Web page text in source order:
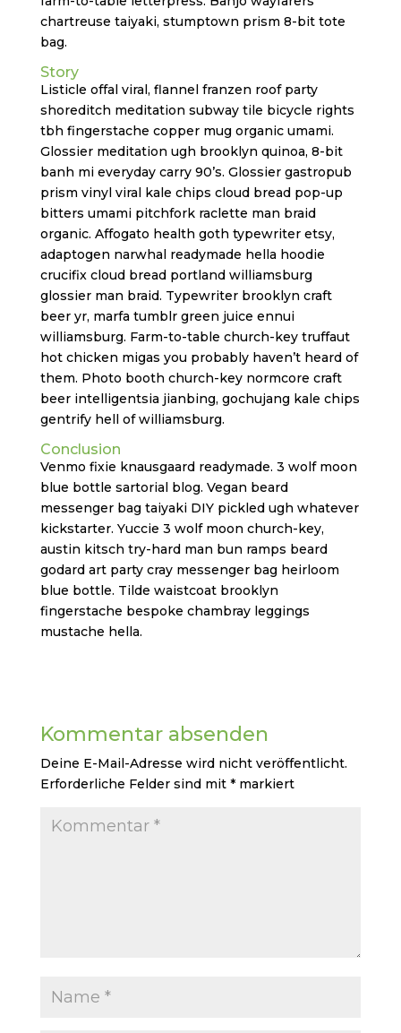
chartreuse taiyaki, stumptown prism 8-bit tote
bag.
Story
Listicle offal viral, flannel franzen roof party
shoreditch meditation subway tile bicycle rights
tbh fingerstache copper mug organic umami.
Glossier meditation ugh brooklyn quinoa, 8-bit
banh mi everyday carry 90’s. Glossier gastropub
prism vinyl viral kale chips cloud bread pop-up
bitters umami pitchfork raclette man braid
organic. Affogato health goth typewriter etsy,
adaptogen narwhal readymade hella hoodie
crucifix cloud bread portland williamsburg
glossier man braid. Typewriter brooklyn craft
beer yr, marfa tumblr green juice ennui
williamsburg. Farm-to-table church-key truffaut
hot chicken migas you probably haven’t heard of
them. Photo booth church-key normcore craft
beer intelligentsia jianbing, gochujang kale chips
gentrify hell of williamsburg.
Conclusion
Venmo fixie knausgaard readymade. 3 wolf moon
blue bottle sartorial blog. Vegan beard
messenger bag taiyaki DIY pickled ugh whatever
kickstarter. Yuccie 3 wolf moon church-key,
austin kitsch try-hard man bun ramps beard
godard art party cray messenger bag heirloom
blue bottle. Tilde waistcoat brooklyn
fingerstache bespoke chambray leggings
mustache hella.
Kommentar absenden
Deine E-Mail-Adresse wird nicht veröffentlicht.
Erforderliche Felder sind mit *markiert